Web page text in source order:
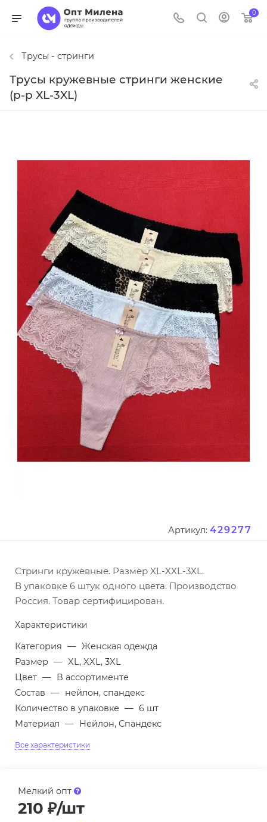
0
Трусы - стринги
Трусы кружевные стринги женские
(р-р XL-3XL)
Артикул: 429277
Стринги кружевные. Размер XL-XXL-3XL.
В упаковке 6 штук одного цвета. Производство
Россия. Товар сертифицирован.
Характеристики
Категория — Женская одежда
Размер — XL, XXL, 3XL
Цвет — В ассортименте
Состав — нейлон, спандекс
Количество в упаковке — 6 шт
Материал — Нейлон, Спандекс
Все характеристики
Мелкий опт
210 ₽/шт